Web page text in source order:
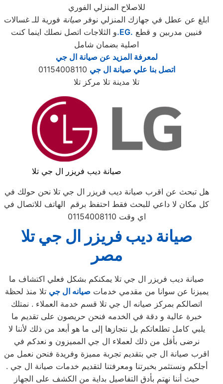
للاصلاح المنزلي الفوري
ابلغ عن عطل في جهازك المنزلي نوفر صيانة فورية للـ غسالات
و الثلاجات اتصل نصلك اينما كنت.EG.
اصلية بضمان شامل
لمعرفة المزيد عن صيانة ال جي
اتصل بنا علي صيانة ال جي
تلا مدينة تلا مركز تلا
صيانة ديب فريزر ال جي تلا
هل تبحث عن اقرب صيانة ديب فريزر ال جي تلا نحن حولك في
كل مكان لا داعي للبحث فقط احتفظ برقم الهاتف للاتصال في
اي وقت 01154008110
صيانة ديب فريزر ال جي تلا
مصر
صيانة ديب فريزر ال جي تلا يمكنكم بشكل فعلي اكتشاف ما
يميزنا عن سوانا من مقدمي خدمات صيانه ال جي تلا منذ لحظة
اتصالكم بمركز صيانه ال جي تلا قسم خدمة العملاء . نمتلك
خبرة عالية و دقة في الخدمه فنحن حريصون على تقديم ما
يلبي كامل تطلعاتكم بل نتجازها إلى ما هو أبعد من ذلك لأننا لا
نرضى بأقل من ذلك لعملاء ال جي المميزون و نعدكم في
اقرب صيانة ال جي بتقديم تجربة مميزة وفريدة فنحن نعمل من
أجلكم ونستثمر بخبرتنا ومعرفتنا لتقديم خدمات صيانة ال جي .
حيث أننا نهتم بأدق التفاصيل بداية من الكشف على الجهاز